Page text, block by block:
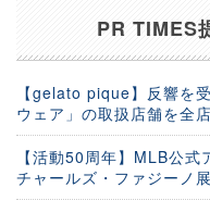
PR TIMES
【gelato pique】反響を
ウェア」の取扱店舗を全
【活動50周年】MLB公式
チャールズ・ファジーノ